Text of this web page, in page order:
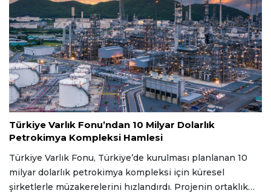
04 Mart 2026
Türkiye Varlık Fonu’ndan 10 Milyar Dolarlık
Petrokimya Kompleksi Hamlesi
Türkiye Varlık Fonu, Türkiye’de kurulması planlanan 10
milyar dolarlık petrokimya kompleksi için küresel
şirketlerle müzakerelerini hızlandırdı. Projenin ortaklık